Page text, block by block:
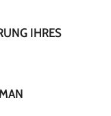
IHRES